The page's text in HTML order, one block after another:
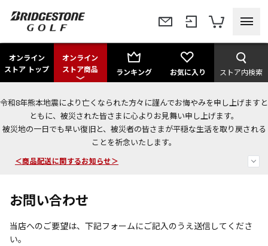
オンライン
ストア トップ
オンライン
ストア商品
ランキング お気に入り ストア内検索
令和8年熊本地震により亡くなられた方々に謹んでお悔やみを申し上げますと
ともに、被災された皆さまに心よりお見舞い申し上げます。
被災地の一日でも早い復旧と、被災者の皆さまが平穏な生活を取り戻される
ことを祈念いたします。
＜夏季休暇中のご注文・発送・お問い合わせ＞
今なら新規会員登録で1,000円OFFクーポンプレゼント！
＜商品配送に関するお知らせ＞
お問い合わせ
当店へのご要望は、下記フォームにご記入のうえ送信してくださ
い。